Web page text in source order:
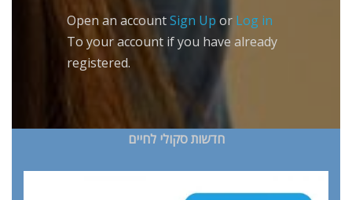
Open an accountSign Up or Log in
To your account if you have already
registered.
חדשות סקולי לחיים